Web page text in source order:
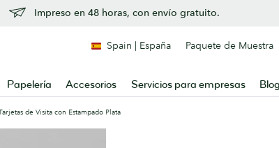
Impreso en 48 horas, con envío gratuito.
Papelería Accesorios Servicios para empresas Blog
Spain | España Paquete de Muestra
de Visita con Estampado Plata